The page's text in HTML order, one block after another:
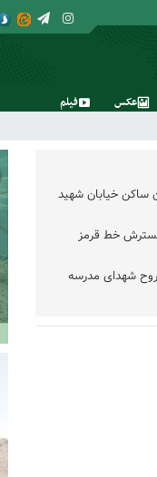
عکس فیلم
ساکن خیابان شهید
خط قرمز
شهدای مدرسه